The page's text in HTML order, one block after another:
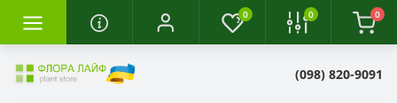
0 0 0
(098) 820-9091